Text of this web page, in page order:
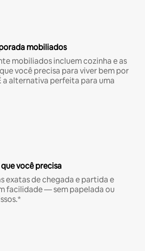
mobiliados
mobiliados incluem cozinha e as
você precisa para viver bem por
a alternativa perfeita para uma
você precisa
exatas de chegada e partida e
facilidade — sem papelada ou